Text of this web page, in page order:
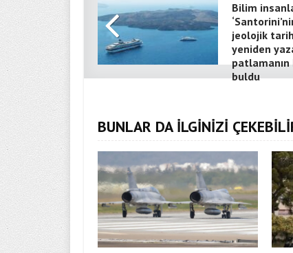
Bilim
jeolojik
yeniden
patlamanın
buldu
BUNLAR DA İLGİNİZİ